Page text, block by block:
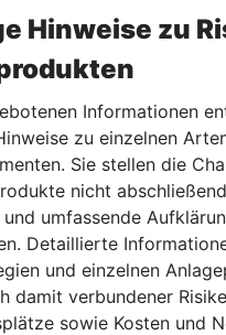
Hinweise zu
Informationen
zu einzelnen
Sie stellen die
nicht
umfassende
Detaillierte
und einzelnen
damit verbundener
sowie Kosten und